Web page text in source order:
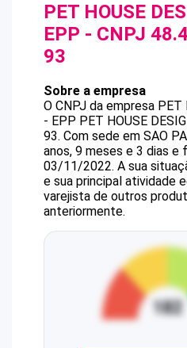
PET HOUSE
EPP - CNPJ
93
Sobre a empresa
O CNPJ da empresa PET
- EPP PET HOUSE
93. Com sede em SAO
anos, 9 meses e 3 dias e
03/11/2022. A sua
e sua principal atividade
varejista de outros
anteriormente.